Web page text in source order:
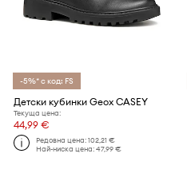
-5%* с код: FS
Детски кубинки Geox CASEY
Текуща цена:
44,99 €
Редовна цена:102,21 €
Най-ниска цена:47,99 €